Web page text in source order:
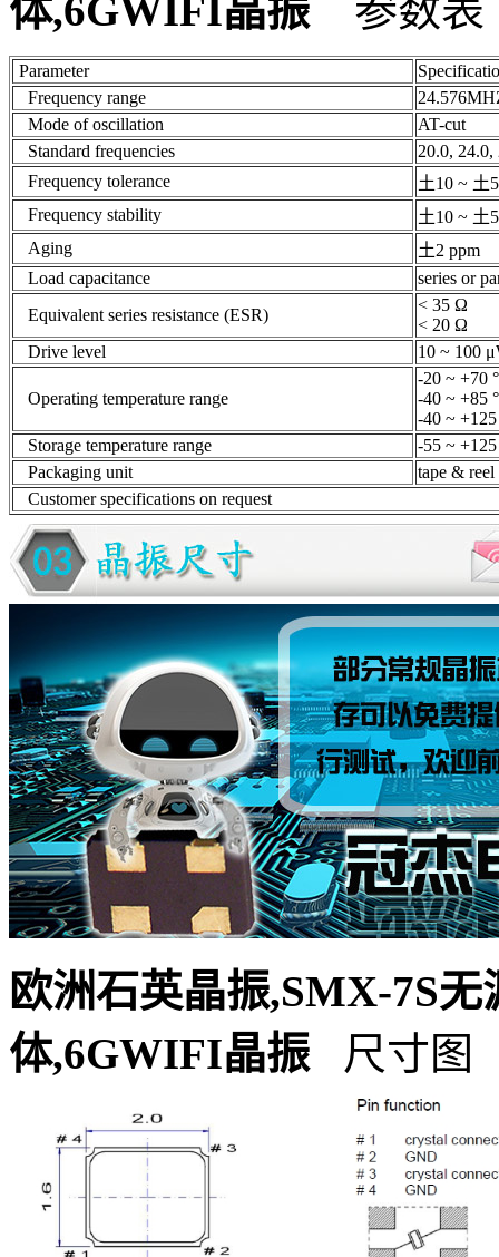
体,6GWIFI晶振
参数表
Parameter
Frequency range
Mode of oscillation
AT-cut
Standard frequencies
20.0,
Frequency tolerance
土10 ~
Frequency stability
土10 ~
Aging
土2 ppm
Load capacitance
series or
Equivalent series resistance (ESR)
< 35 Ω
< 20 Ω
Drive level
10 ~ 100
Operating temperature range
-20 ~ +70
-40 ~ +85
-40 ~ +125
Storage temperature range
-55 ~ +125
Packaging unit
tape &
Customer specifications on request
欧洲石英晶振,SMX-7S
体,6GWIFI晶振
尺寸图